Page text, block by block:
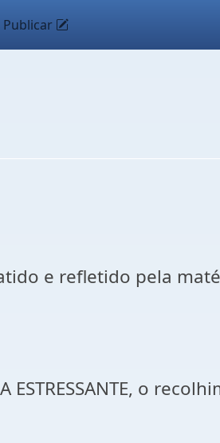
Publicar
e refletido pela
ESTRESSANTE, o